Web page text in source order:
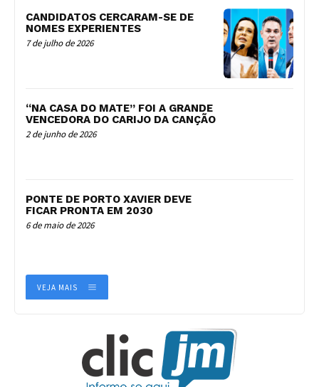
CANDIDATOS CERCARAM-SE DE
NOMES EXPERIENTES
7 de julho de 2026
“NA CASA DO MATE” FOI A GRANDE
VENCEDORA DO CARIJO DA CANÇÃO
2 de junho de 2026
PONTE DE PORTO XAVIER DEVE
FICAR PRONTA EM 2030
6 de maio de 2026
VEJA MAIS